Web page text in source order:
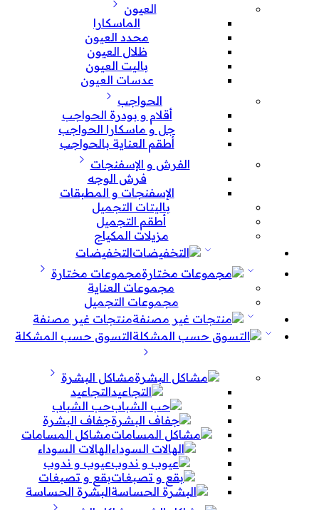
العيون
الماسكارا
محدد العيون
ظلال العيون
باليت العيون
عدسات العيون
الحواجب
أقلام و بودرة الحواجب
جل و ماسكارا الحواجب
أطقم العناية بالحواجب
الفرش و الإسفنجات
فرش الوجه
الإسفنجات و المطبقات
باليتات التجميل
أطقم التجميل
مزيلات المكياج
التخفيضات
مجموعات مختارة
مجموعات العناية
مجموعات التجميل
منتجات غير مصنفة
التسوق حسب المشكلة
مشاكل البشرة
التجاعيد
حب الشباب
جفاف البشرة
مشاكل المسامات
الهالات السوداء
عيوب و ندوب
بقع و تصبغات
البشرة الحساسة